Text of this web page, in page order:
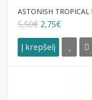
ASTONISH
5,50€ 2,75€
Į krepšelį